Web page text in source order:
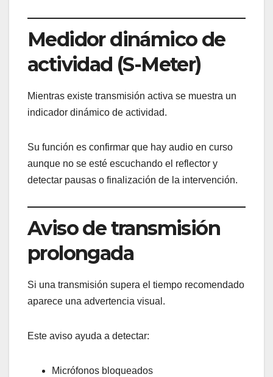
Medidor dinámico de
actividad (S-Meter)
Mientras existe transmisión activa se muestra un
indicador dinámico de actividad.
Su función es confirmar que hay audio en curso
aunque no se esté escuchando el reflector y
detectar pausas o finalización de la intervención.
Aviso de transmisión
prolongada
Si una transmisión supera el tiempo recomendado
aparece una advertencia visual.
Este aviso ayuda a detectar:
Micrófonos bloqueados